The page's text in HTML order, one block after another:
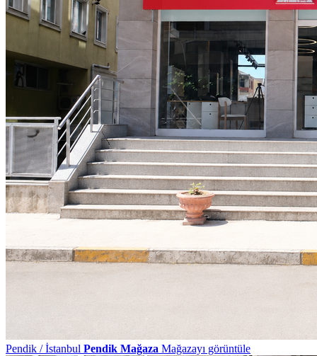
Pendik / İstanbul Pendik Mağaza Mağazayı görüntüle